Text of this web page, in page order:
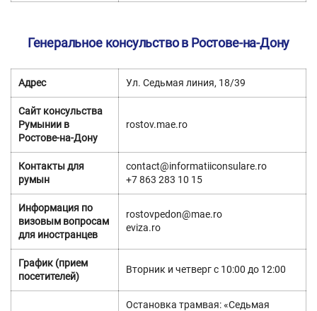
Генеральное консульство в Ростове-на-Дону
Адрес Ул. Седьмая линия, 18/39
Сайт консульства
Румынии в
Ростове-на-Дону
rostov.mae.ro
Контакты для
румын
contact@informatiiconsulare.ro
+7 863 283 10 15
Информация по
визовым вопросам
для иностранцев
rostovpedon@mae.ro
eviza.ro
График (прием
посетителей)
Вторник и четверг с 10:00 до 12:00
Остановка трамвая: «Седьмая